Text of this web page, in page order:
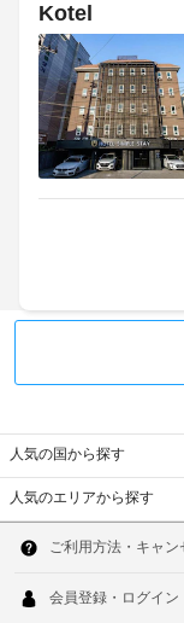
Kotel
人気の国から探す
韓
国
人気のエリアから探す
ウ